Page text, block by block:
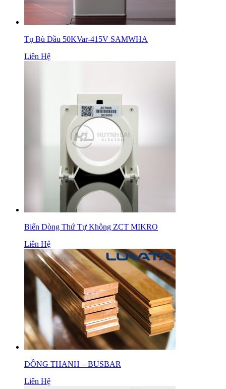
Tụ Bù Dầu 50KVar-415V SAMWHA
Liên Hệ
Biến Dòng Thứ Tự Không ZCT MIKRO
Liên Hệ
ĐỒNG THANH – BUSBAR
Liên Hệ